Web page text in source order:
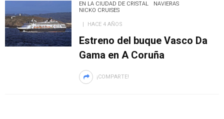
EN LA CIUDAD DE CRISTAL
NAVIERAS
NICKO CRUISES
HACE 4 AÑOS
Estreno del buque Vasco Da
Gama en A Coruña
¡COMPARTE!